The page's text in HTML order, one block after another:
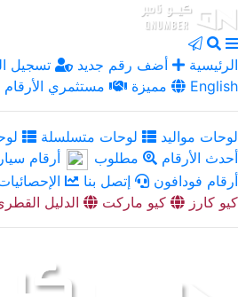
الرئيسية أضف رقم جديد تسجيل
مميزة
مستثمري الأرقام English
لوحات مواليد لوحات متسلسلة
أحدث الأرقام
مطلوب أرقام
أرقام فودافون
إتصل بنا
كيو كارز
كيو ماركت الدليل